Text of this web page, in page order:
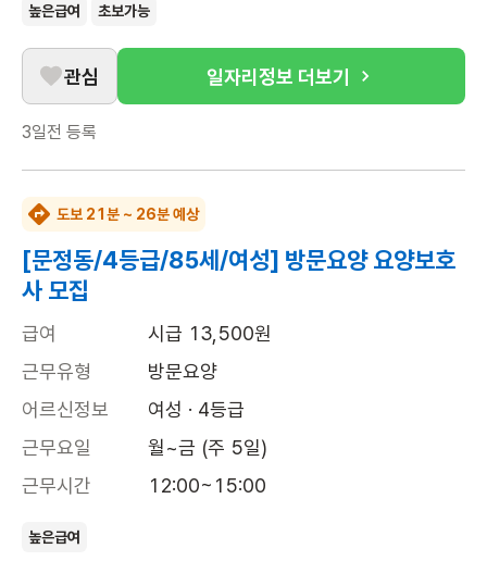
높은급여 초보가능
관심 일자리정보 더보기
3일전 등록
도보 21분 ~ 26분 예상
[문정동/4등급/85세/여성] 방문요양 요양보호
사 모집
급여
시급 13,500원
근무유형
방문요양
어르신정보
여성 · 4등급
근무요일
월~금 (주 5일)
근무시간
12:00~15:00
높은급여